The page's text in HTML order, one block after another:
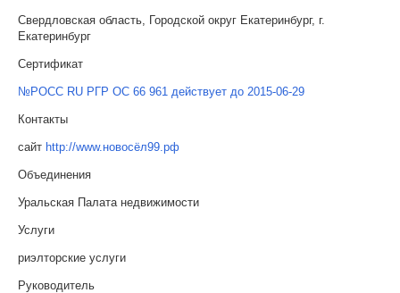
Свердловская область, Городской округ Екатеринбург, г.
Екатеринбург
Сертификат
№РОСС RU РГР ОС 66 961 действует до 2015-06-29
Контакты
сайт http://www.новосёл99.рф
Объединения
Уральская Палата недвижимости
Услуги
риэлторские услуги
Руководитель